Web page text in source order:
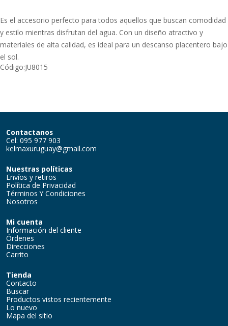
Es el accesorio perfecto para todos aquellos que buscan comodidad
y estilo mientras disfrutan del agua. Con un diseño atractivo y
materiales de alta calidad, es ideal para un descanso placentero bajo
el sol.
Código:JU8015
Contactanos
Cel: 095 977 903
kelmaxuruguay@gmail.com
Nuestras políticas
Envíos y retiros
Política de Privacidad
Términos Y Condiciones
Nosotros
Mi cuenta
Información del cliente
Órdenes
Direcciones
Carrito
Tienda
Contacto
Buscar
Productos vistos recientemente
Lo nuevo
Mapa del sitio